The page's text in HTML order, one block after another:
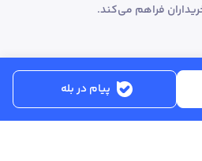
پیام در بله
فراهم می‌کند.
ساعت 8:30 تا 17:00